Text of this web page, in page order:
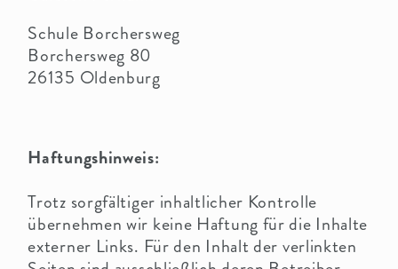
Schule Borchersweg
Borchersweg 80
26135 Oldenburg
Haftungshinweis:
Trotz sorgfältiger inhaltlicher Kontrolle
übernehmen wir keine Haftung für die Inhalte
externer Links. Für den Inhalt der verlinkten